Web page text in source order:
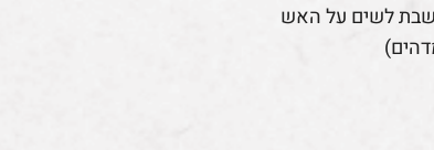
לשים על האש